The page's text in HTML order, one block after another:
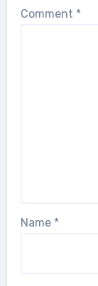
Comment *
Name *